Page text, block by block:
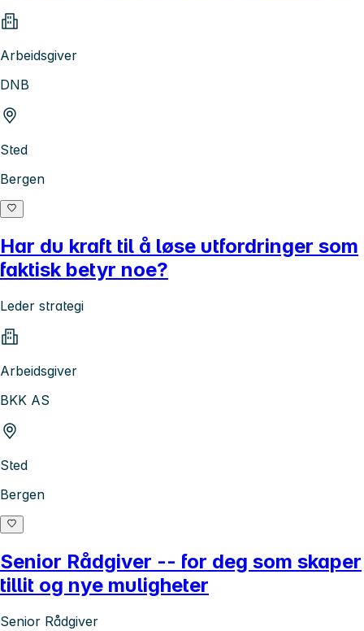
Arbeidsgiver
DNB
Sted
Bergen
Har du kraft til å løse utfordringer som
faktisk betyr noe?
Leder strategi
Arbeidsgiver
BKK AS
Sted
Bergen
Senior Rådgiver -- for deg som skaper
tillit og nye muligheter
Senior Rådgiver